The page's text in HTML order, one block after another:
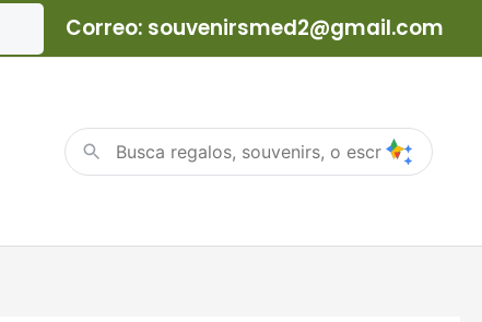
Correo: souvenirsmed2@gmail.com